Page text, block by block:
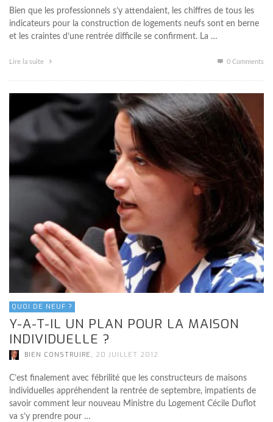
Bien que les professionnels s’y attendaient, les chiffres de tous les
indicateurs pour la construction de logements neufs sont en berne
et les craintes d’une rentrée difficile se confirment. La …
Lire la suite 0 Comments
QUOI DE NEUF ?
Y-A-T-IL UN PLAN POUR LA MAISON
INDIVIDUELLE ?
BIEN CONSTRUIRE , 20 JUILLET 2012
C’est finalement avec fébrilité que les constructeurs de maisons
individuelles appréhendent la rentrée de septembre, impatients de
savoir comment leur nouveau Ministre du Logement Cécile Duflot
va s’y prendre pour …